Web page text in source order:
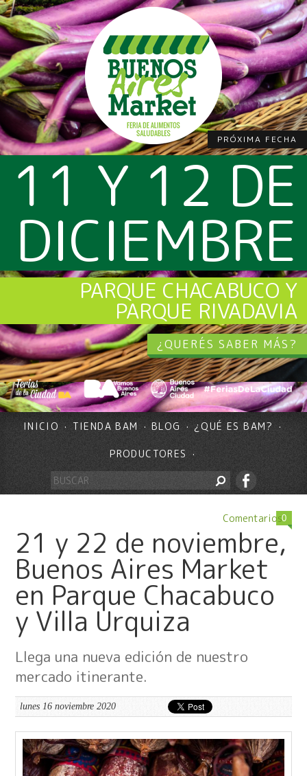
PRÓXIMA FECHA
11 Y 12 DE
DICIEMBRE
PARQUE CHACABUCO Y
PARQUE RIVADAVIA
¿QUERÉS SABER MÁS?
INICIO TIENDA BAM BLOG ¿QUÉ ES BAM?
PRODUCTORES
Comentarios0
21 y 22 de noviembre,
Buenos Aires Market
en Parque Chacabuco
y Villa Urquiza
Llega una nueva edición de nuestro
mercado itinerante.
lunes 16 noviembre 2020